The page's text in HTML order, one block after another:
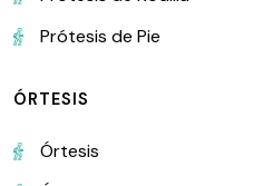
Prótesis de Pie
ÓRTESIS
Órtesis